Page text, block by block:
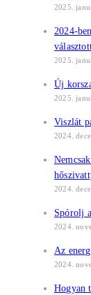
2025.
2024-
2025.
Új
2025.
Viszlát
2024.
2024.
Spórolj
2024.
Az
2024.
Hogyan